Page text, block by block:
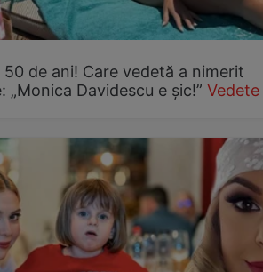
50 de ani! Care vedetă a nimerit
„Monica Davidescu e șic!” Vedete